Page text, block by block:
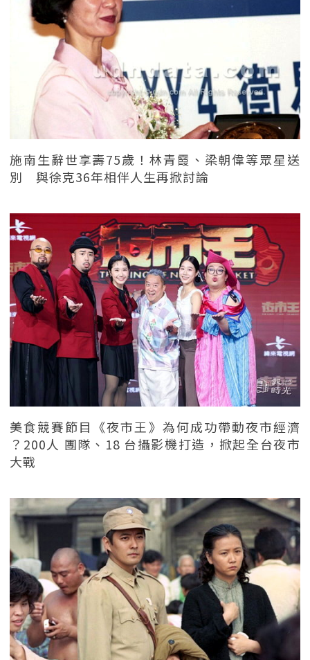
施南生辭世享壽75歲！林青霞、梁朝偉等眾星送
別 與徐克36年相伴人生再掀討論
美食競賽節目《夜市王》為何成功帶動夜市經濟
？200人 團隊、18 台攝影機打造，掀起全台夜市
大戰